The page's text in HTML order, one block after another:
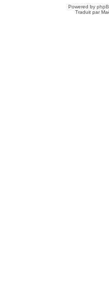
Powered by
Traduit par